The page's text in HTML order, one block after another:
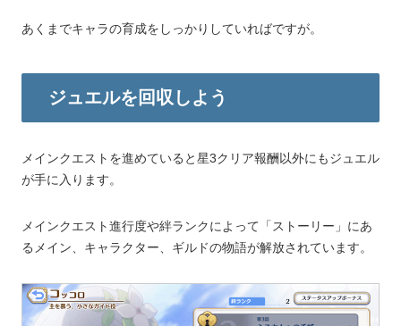
あくまでキャラの育成をしっかりしていればですが。
ジュエルを回収しよう
メインクエストを進めていると星3クリア報酬以外にもジュエル
が手に入ります。
メインクエスト進行度や絆ランクによって「ストーリー」にあ
るメイン、キャラクター、ギルドの物語が解放されています。